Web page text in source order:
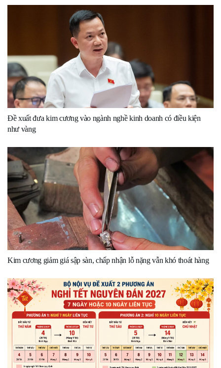
Đề xuất đưa kim cương vào ngành nghề kinh doanh có điều kiện
như vàng
Kim cương giảm giá sập sàn, chấp nhận lỗ nặng vẫn khó thoát hàng